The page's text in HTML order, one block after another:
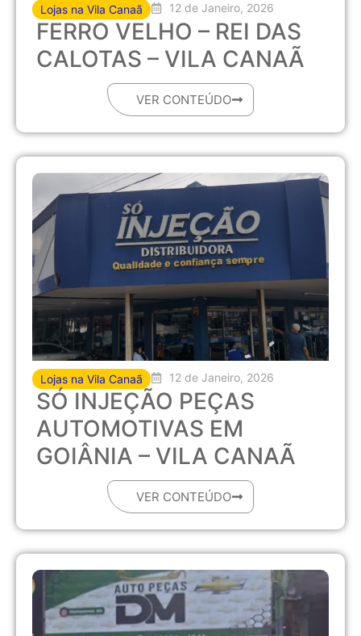
Lojas na Vila Canaã 12 de Janeiro, 2026
FERRO VELHO – REI DAS
CALOTAS – VILA CANAÃ
VER CONTEÚDO
Lojas na Vila Canaã 12 de Janeiro, 2026
SÓ INJEÇÃO PEÇAS
AUTOMOTIVAS EM
GOIÂNIA – VILA CANAÃ
VER CONTEÚDO